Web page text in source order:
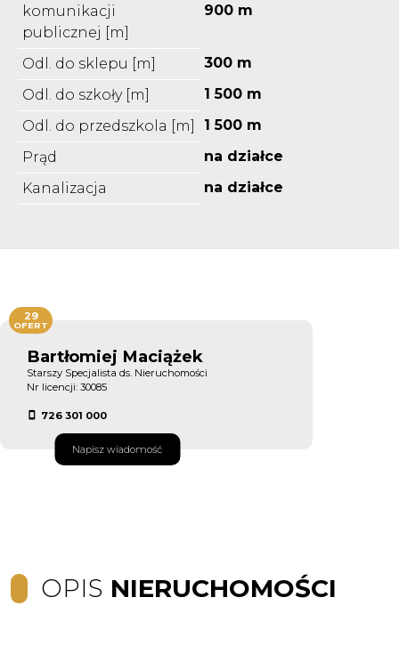
komunikacji
publicznej [m]
900 m
Odl. do sklepu [m]
300 m
Odl. do szkoły [m]
1 500 m
Odl. do przedszkola [m]
1 500 m
Prąd
na działce
Kanalizacja
na działce
Bartłomiej Maciążek
Starszy Specjalista ds. Nieruchomości
Nr licencji: 30085
726 301 000
Napisz wiadomość
29
OFERT
OPIS NIERUCHOMOŚCI